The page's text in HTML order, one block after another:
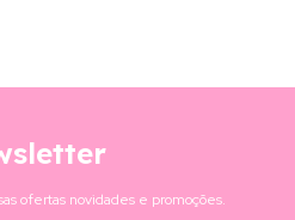
ofertas novidades e promoções.